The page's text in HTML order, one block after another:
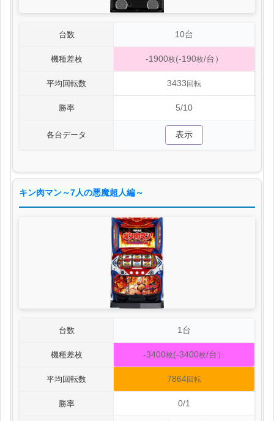
台数 10台
機種差枚 -1900枚(-190枚/台）
平均回転数 3433 回転
勝率 5/10
各台データ 表示
キン肉マン～7人の悪魔超人編～
台数 1台
機種差枚 -3400枚(-3400枚/台）
平均回転数 7864回転
勝率 0/1